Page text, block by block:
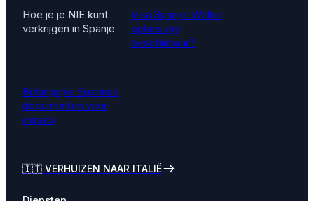
Hoe je je NIE kunt
verkrijgen in Spanje
Visa Spanje: Welke
opties zijn
beschikbaar?
Belangrijke Spaanse
documenten voor
expats
🇮🇹 VERHUIZEN NAAR ITALIË